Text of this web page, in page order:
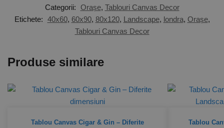
Categorii: Orașe, Tablouri Canvas Decor
Etichete: 40x60, 60x90, 80x120, Landscape, londra, Orașe,
Tablouri Canvas Decor
Produse similare
Tablou Canvas Cigar & Gin – Diferite
Tablou